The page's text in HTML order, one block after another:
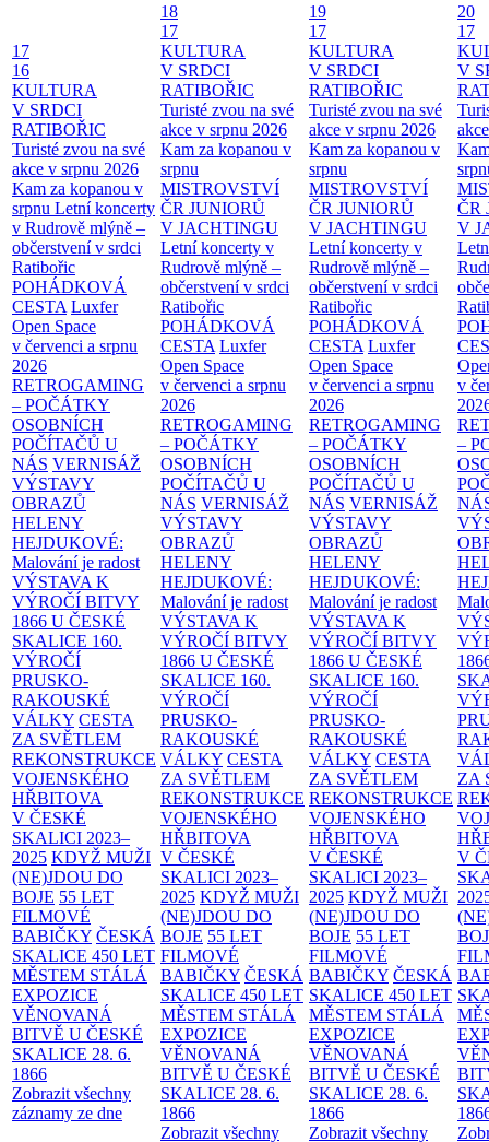
17
16
KULTURA
V SRDCI
RATIBOŘIC
Turisté zvou na své
akce v srpnu 2026
Kam za kopanou v
srpnu Letní koncerty
v Rudrově mlýně –
občerstvení v srdci
Ratibořic
POHÁDKOVÁ
CESTA Luxfer
Open Space
v červenci a srpnu
2026
RETROGAMING
– POČÁTKY
OSOBNÍCH
POČÍTAČŮ U
NÁS VERNISÁŽ
VÝSTAVY
OBRAZŮ
HELENY
HEJDUKOVÉ:
Malování je radost
VÝSTAVA K
VÝROČÍ BITVY
1866 U ČESKÉ
SKALICE 160.
VÝROČÍ
PRUSKO-
RAKOUSKÉ
VÁLKY CESTA
ZA SVĚTLEM
REKONSTRUKCE
VOJENSKÉHO
HŘBITOVA
V ČESKÉ
SKALICI 2023–
2025 KDYŽ MUŽI
(NE)JDOU DO
BOJE 55 LET
FILMOVÉ
BABIČKY ČESKÁ
SKALICE 450 LET
MĚSTEM STÁLÁ
EXPOZICE
VĚNOVANÁ
BITVĚ U ČESKÉ
SKALICE 28. 6.
1866
Zobrazit všechny
záznamy ze dne
18
17
KULTURA
V SRDCI
RATIBOŘIC
Turisté zvou na své
akce v srpnu 2026
Kam za kopanou v
srpnu
MISTROVSTVÍ
ČR JUNIORŮ
V JACHTINGU
Letní koncerty v
Rudrově mlýně –
občerstvení v srdci
Ratibořic
POHÁDKOVÁ
CESTA Luxfer
Open Space
v červenci a srpnu
2026
RETROGAMING
– POČÁTKY
OSOBNÍCH
POČÍTAČŮ U
NÁS VERNISÁŽ
VÝSTAVY
OBRAZŮ
HELENY
HEJDUKOVÉ:
Malování je radost
VÝSTAVA K
VÝROČÍ BITVY
1866 U ČESKÉ
SKALICE 160.
VÝROČÍ
PRUSKO-
RAKOUSKÉ
VÁLKY CESTA
ZA SVĚTLEM
REKONSTRUKCE
VOJENSKÉHO
HŘBITOVA
V ČESKÉ
SKALICI 2023–
2025 KDYŽ MUŽI
(NE)JDOU DO
BOJE 55 LET
FILMOVÉ
BABIČKY ČESKÁ
SKALICE 450 LET
MĚSTEM STÁLÁ
EXPOZICE
VĚNOVANÁ
BITVĚ U ČESKÉ
SKALICE 28. 6.
1866
Zobrazit všechny
19
17
KULTURA
V SRDCI
RATIBOŘIC
Turisté zvou na své
akce v srpnu 2026
Kam za kopanou v
srpnu
MISTROVSTVÍ
ČR JUNIORŮ
V JACHTINGU
Letní koncerty v
Rudrově mlýně –
občerstvení v srdci
Ratibořic
POHÁDKOVÁ
CESTA Luxfer
Open Space
v červenci a srpnu
2026
RETROGAMING
– POČÁTKY
OSOBNÍCH
POČÍTAČŮ U
NÁS VERNISÁŽ
VÝSTAVY
OBRAZŮ
HELENY
HEJDUKOVÉ:
Malování je radost
VÝSTAVA K
VÝROČÍ BITVY
1866 U ČESKÉ
SKALICE 160.
VÝROČÍ
PRUSKO-
RAKOUSKÉ
VÁLKY CESTA
ZA SVĚTLEM
REKONSTRUKCE
VOJENSKÉHO
HŘBITOVA
V ČESKÉ
SKALICI 2023–
2025 KDYŽ MUŽI
(NE)JDOU DO
BOJE 55 LET
FILMOVÉ
BABIČKY ČESKÁ
SKALICE 450 LET
MĚSTEM STÁLÁ
EXPOZICE
VĚNOVANÁ
BITVĚ U ČESKÉ
SKALICE 28. 6.
1866
Zobrazit všechny
20
17
V
ČR
V
v
–
ZA
V